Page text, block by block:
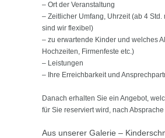
– Ort der Veranstaltung
– Zeitlicher Umfang, Uhrzeit (ab 4 Std.
sind wir flexibel)
– zu erwartende Kinder und welches
Hochzeiten, Firmenfeste etc.)
– Leistungen
– Ihre Erreichbarkeit und
Danach erhalten Sie ein Angebot,
für Sie reserviert wird, nach
Aus unserer Galerie –